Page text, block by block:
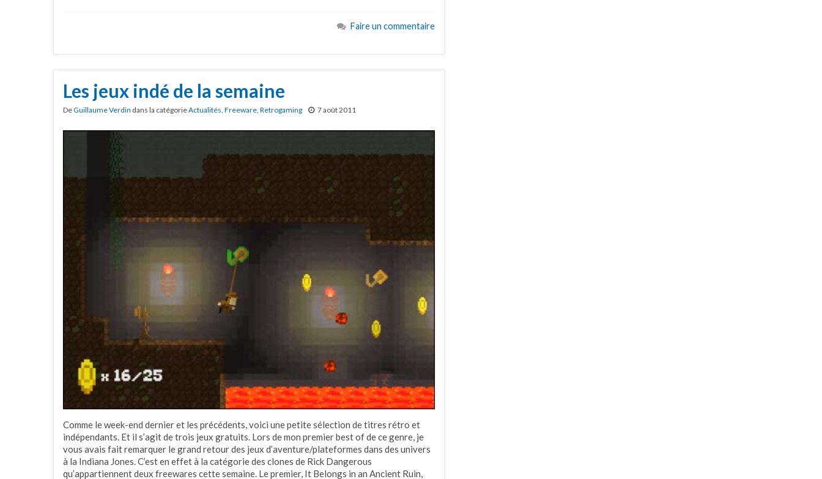
Faire un commentaire
Les jeux indé de la semaine
DeGuillaume Verdin dans la catégorieActualités Freeware Retrogaming 7 août 2011
Comme le week-end dernier et les précédents, voici une petite sélection de titres rétro et
indépendants. Et il s’agit de trois jeux gratuits. Lors de mon premier best of de ce genre, je
vous avais fait remarquer le grand retour des jeux d’aventure/plateformes dans des univers
à la Indiana Jones. C’est en effet à la catégorie des clones de Rick Dangerous
qu’appartiennent deux freewares cette semaine. Le premier, It Belongs in an Ancient Ruin,